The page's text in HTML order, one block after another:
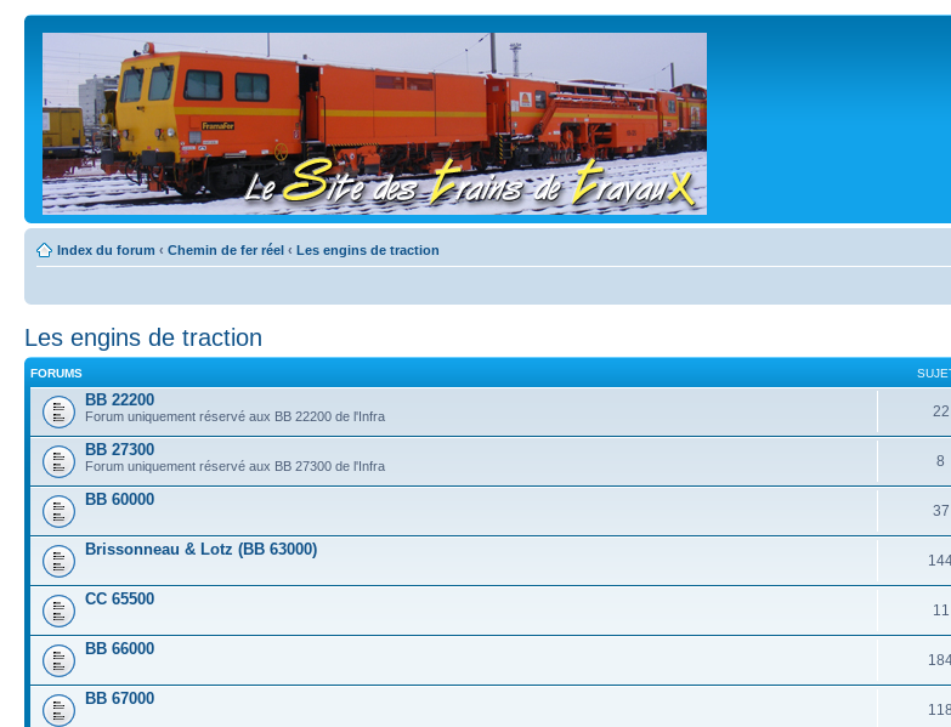
Index du forum ‹ Chemin de fer réel ‹ Les engins de traction
Les engins de traction
FORUMS
BB 22200
Forum uniquement réservé aux BB 22200 de l'Infra 22
BB 27300
Forum uniquement réservé aux BB 27300 de l'Infra 8
BB 60000
37
Brissonneau & Lotz (BB 63000)
CC 65500
11
BB 66000
BB 67000
118